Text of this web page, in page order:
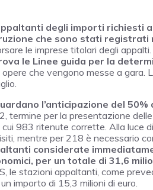
degli importi richiesti
che sono stati
le imprese titolari degli
le Linee guida per la
che vengono messe a gara.
l’anticipazione del
termine per la presentazione
983 ritenute corrette. Alla luce
mentre per 218 è necessario
considerate
per un totale di 31,6
le stazioni appaltanti, come
importo di 15,3 milioni di euro.